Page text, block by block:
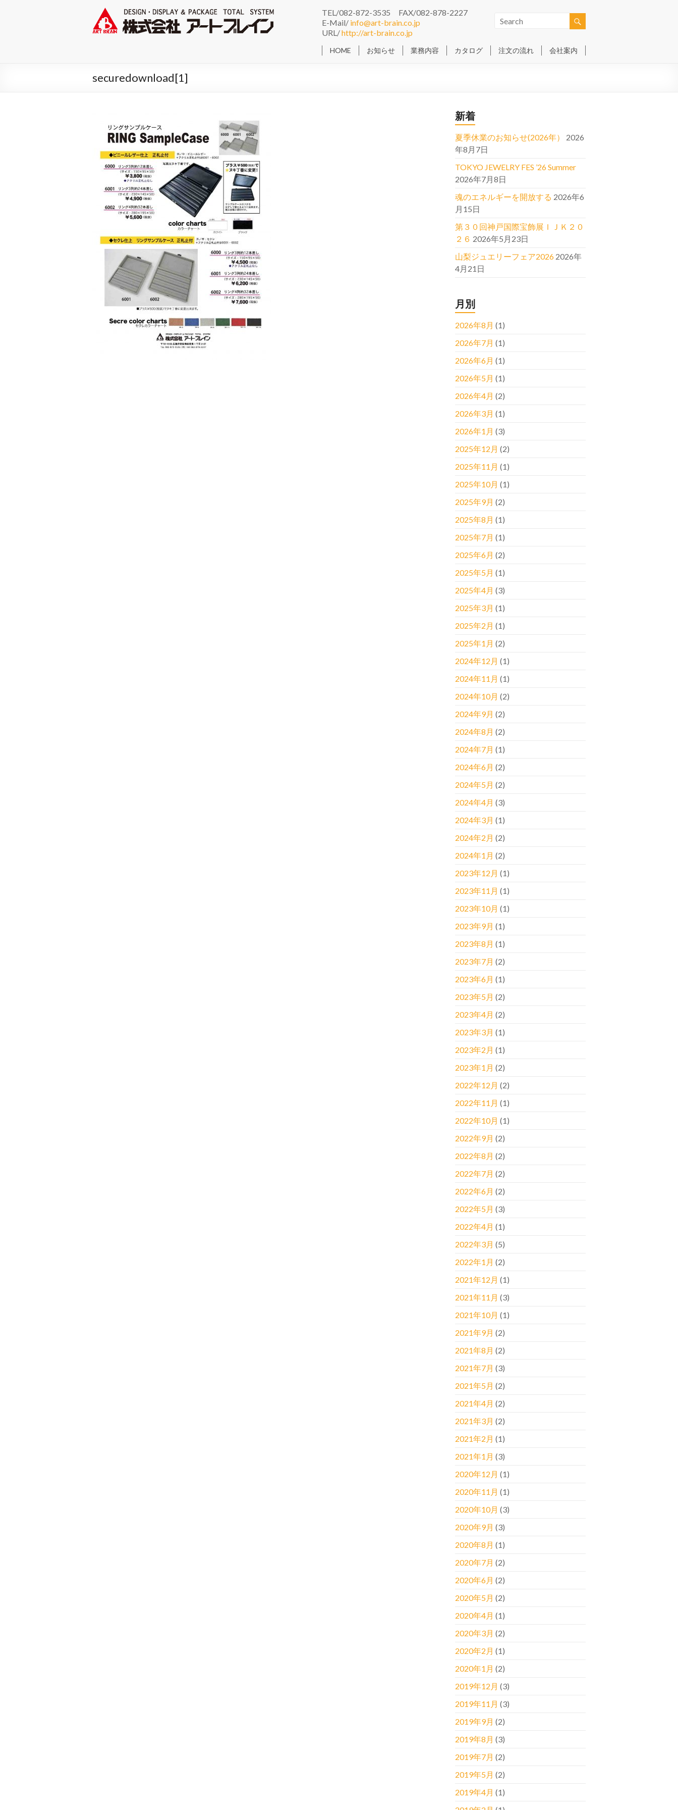
TEL/082-872-3535 FAX/082-878-2227
E-Mail/ info@art-brain.co.jp
URL/http://art-brain.co.jp
HOME お知らせ 業務内容 カタログ 注文の流れ 会社案内
securedownload[1]
新着
夏季休業のお知らせ(2026年）
2026
年8月7日
TOKYO JEWELRY FES ’26 Summer
2026年7月8日
魂のエネルギーを開放する 2026年6
月15日
第３０回神戸国際宝飾展ＩＪＫ２０
２６ 2026年5月23日
山梨ジュエリーフェア2026 2026年
4月21日
月別
2026年8月 (1)
2026年7月 (1)
2026年6月 (1)
2026年5月 (1)
2026年4月 (2)
2026年3月 (1)
2026年1月 (3)
2025年12月 (2)
2025年11月 (1)
2025年10月 (1)
2025年9月 (2)
2025年8月 (1)
2025年7月 (1)
2025年6月 (2)
2025年5月 (1)
2025年4月 (3)
2025年3月 (1)
2025年2月 (1)
2025年1月 (2)
2024年12月 (1)
2024年11月 (1)
2024年10月 (2)
2024年9月 (2)
2024年8月 (2)
2024年7月 (1)
2024年6月 (2)
2024年5月 (2)
2024年4月 (3)
2024年3月 (1)
2024年2月 (2)
2024年1月 (2)
2023年12月 (1)
2023年11月 (1)
2023年10月 (1)
2023年9月 (1)
2023年8月 (1)
2023年7月 (2)
2023年6月 (1)
2023年5月 (2)
2023年4月 (2)
2023年3月 (1)
2023年2月 (1)
2023年1月 (2)
2022年12月 (2)
2022年11月 (1)
2022年10月 (1)
2022年9月 (2)
2022年8月 (2)
2022年7月 (2)
2022年6月 (2)
2022年5月 (3)
2022年4月 (1)
2022年3月 (5)
2022年1月 (2)
2021年12月 (1)
2021年11月 (3)
2021年10月 (1)
2021年9月 (2)
2021年8月 (2)
2021年7月 (3)
2021年5月 (2)
2021年4月 (2)
2021年3月 (2)
2021年2月 (1)
2021年1月 (3)
2020年12月 (1)
2020年11月 (1)
2020年10月 (3)
2020年9月 (3)
2020年8月 (1)
2020年7月 (2)
2020年6月 (2)
2020年5月 (2)
2020年4月 (1)
2020年3月 (2)
2020年2月 (1)
2020年1月 (2)
2019年12月 (3)
2019年11月 (3)
2019年9月 (2)
2019年8月 (3)
2019年7月 (2)
2019年5月 (2)
2019年4月 (1)